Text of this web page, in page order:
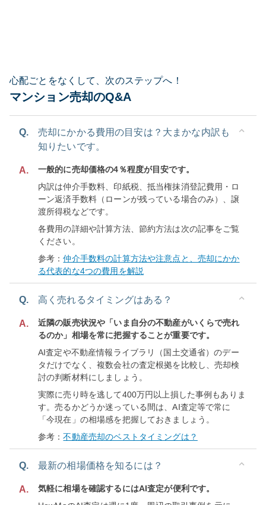
心配ごとをなくして、次のステップへ！
マンション売却のQ&A
Q.
売却にかかる費用の目安は？大まかな内訳も
知りたいです。
A.
一般的に売却価格の4％程度が目安です。
内訳は仲介手数料、印紙税、抵当権抹消登記費用・ロ
ーン返済手数料（ローンが残っている場合のみ）、譲
渡所得税などです。
各費用の詳細や計算方法、節約方法は次の記事をご覧
ください。
参考：仲介手数料の計算方法や注意点と、売却にかか
る代表的な4つの費用を解説
Q. 高く売れるタイミングはある？
A.
近隣の販売状況や「いま自分の不動産がいくらで売れ
るのか」相場を常に把握することが重要です。
AI査定や不動産情報ライブラリ（国土交通省）のデー
タだけでなく、複数会社の査定根拠を比較し、売却検
討の判断材料にしましょう。
実際に売り時を逃して400万円以上損した事例もありま
す。売るかどうか迷っている間は、AI査定等で常に
「今現在」の相場感を把握しておきましょう。
参考：不動産売却のベストタイミングは？
Q. 最新の相場価格を知るには？
A.
気軽に相場を確認するにはAI査定が便利です。